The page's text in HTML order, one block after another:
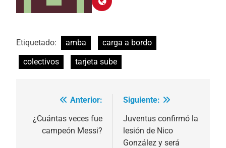
Etiquetado: amba
carga a bordo
colectivos
tarjeta sube
Navegación
de
entradas
Anterior:
¿Cuántas veces fue
campeón Messi?
Siguiente:
Juventus confirmó la
lesión de Nico
González y será